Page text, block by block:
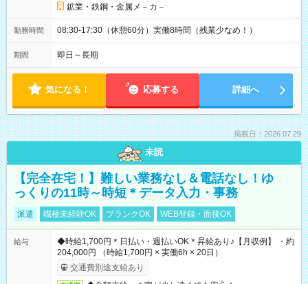
鉱業・鉄鋼・金属メ－カ－
勤務時間 08:30-17:30（休憩60分）実働8時間（残業少なめ！）
期間 即日～長期
気になる！ 応募する 詳細へ
掲載日：2026.07.29
未読
【完全在宅！】難しい業務なし＆電話なし！ゆ
っくりの11時～時短＊データ入力・事務
派遣 職種未経験OK ブランクOK WEB登録・面接OK
給与
◆時給1,700円＊日払い・週払いOK＊昇給あり♪【月収例】 ・約
204,000円 （時給1,700円 × 実働6h × 20日）
交通費別途支給あり